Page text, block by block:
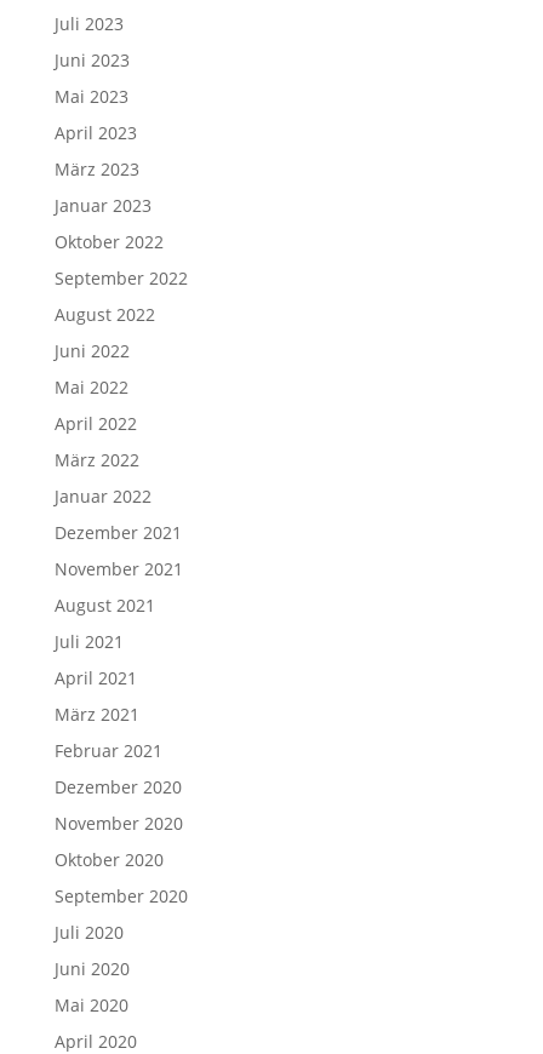
Juli 2023
Juni 2023
Mai 2023
April 2023
März 2023
Januar 2023
Oktober 2022
September 2022
August 2022
Juni 2022
Mai 2022
April 2022
März 2022
Januar 2022
Dezember 2021
November 2021
August 2021
Juli 2021
April 2021
März 2021
Februar 2021
Dezember 2020
November 2020
Oktober 2020
September 2020
Juli 2020
Juni 2020
Mai 2020
April 2020